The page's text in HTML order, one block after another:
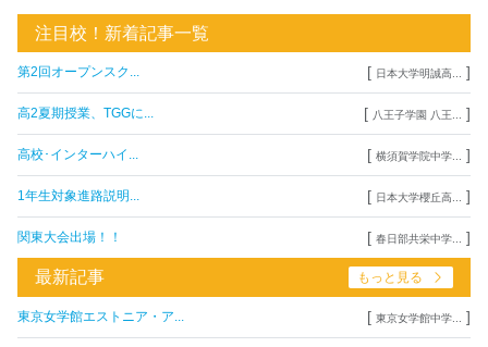
注目校！新着記事一覧
第2回オープンスク... [ 日本大学明誠高... ]
高2夏期授業、TGGに... [ 八王子学園 八王... ]
高校･インターハイ... [ 横須賀学院中学... ]
1年生対象進路説明... [ 日本大学櫻丘高... ]
関東大会出場！！ [ 春日部共栄中学... ]
最新記事 もっと見る
東京女学館エストニア・ア... [ 東京女学館中学... ]